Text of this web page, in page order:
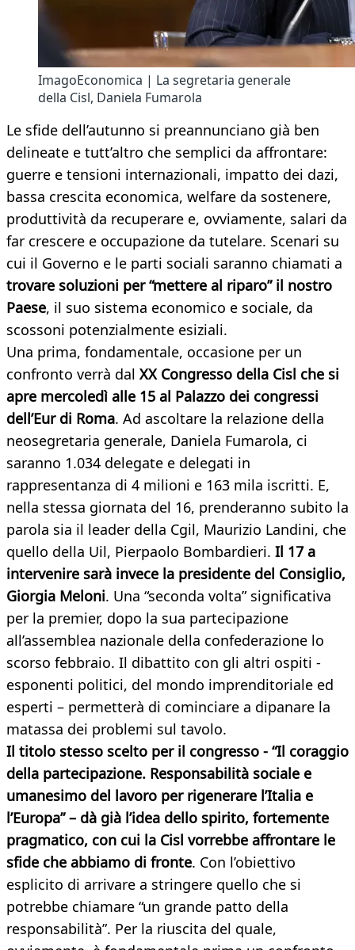
ImagoEconomica | La segretaria generale
della Cisl, Daniela Fumarola
Le sfide dell’autunno si preannunciano già ben
delineate e tutt’altro che semplici da affrontare:
guerre e tensioni internazionali, impatto dei dazi,
bassa crescita economica, welfare da sostenere,
produttività da recuperare e, ovviamente, salari da
far crescere e occupazione da tutelare. Scenari su
cui il Governo e le parti sociali saranno chiamati a
trovare soluzioni per “mettere al riparo” il nostro
Paese, il suo sistema economico e sociale, da
scossoni potenzialmente esiziali.
Una prima, fondamentale, occasione per un
confronto verrà dal XX Congresso della Cisl che si
apre mercoledì alle 15 al Palazzo dei congressi
dell’Eur di Roma. Ad ascoltare la relazione della
neosegretaria generale, Daniela Fumarola, ci
saranno 1.034 delegate e delegati in
rappresentanza di 4 milioni e 163 mila iscritti. E,
nella stessa giornata del 16, prenderanno subito la
parola sia il leader della Cgil, Maurizio Landini, che
quello della Uil, Pierpaolo Bombardieri. Il 17 a
intervenire sarà invece la presidente del Consiglio,
Giorgia Meloni. Una “seconda volta” significativa
per la premier, dopo la sua partecipazione
all’assemblea nazionale della confederazione lo
scorso febbraio. Il dibattito con gli altri ospiti -
esponenti politici, del mondo imprenditoriale ed
esperti – permetterà di cominciare a dipanare la
matassa dei problemi sul tavolo.
Il titolo stesso scelto per il congresso - “Il coraggio
della partecipazione. Responsabilità sociale e
umanesimo del lavoro per rigenerare l’Italia e
l’Europa” – dà già l’idea dello spirito, fortemente
pragmatico, con cui la Cisl vorrebbe affrontare le
sfide che abbiamo di fronte. Con l’obiettivo
esplicito di arrivare a stringere quello che si
potrebbe chiamare “un grande patto della
responsabilità”. Per la riuscita del quale,